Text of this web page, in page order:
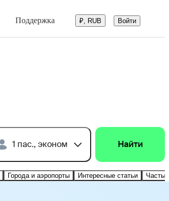
Поддержка ₽, RUB Войти
1 пас., эконом Найти
Города и аэропорты Интересные статьи